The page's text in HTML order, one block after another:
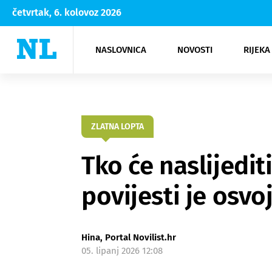
četvrtak, 6. kolovoz 2026
NASLOVNICA NOVOSTI
Rijeka Opatija
NK
Moda
Kultura
ZLATNA LOPTA
Tko će
povijesti je
Hina, Portal Novilist.hr
05. lipanj 2026 12:08